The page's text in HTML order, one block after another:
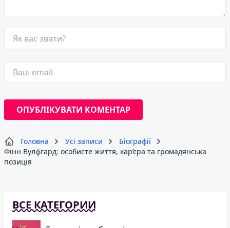
Головна Усі записи
Біографії
Фінн Вулфгард: особисте життя, кар’єра та громадянська
позиція
ВСЕ КАТЕГОРИИ